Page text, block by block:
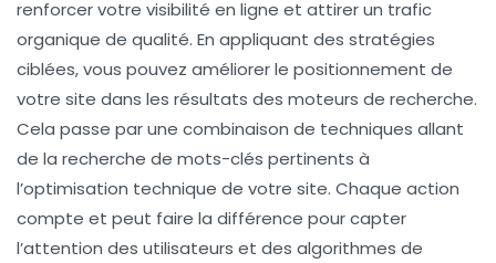
renforcer votre visibilité en ligne et attirer un trafic
organique de qualité. En appliquant des stratégies
ciblées, vous pouvez améliorer le positionnement de
votre site dans les résultats des moteurs de recherche.
Cela passe par une combinaison de techniques allant
de la recherche de mots-clés pertinents à
l’optimisation technique de votre site. Chaque action
compte et peut faire la différence pour capter
l’attention des utilisateurs et des algorithmes de